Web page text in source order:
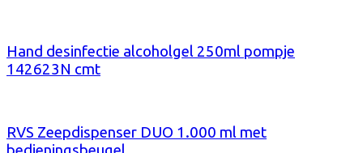
Hand desinfectie alcoholgel 250ml pompje
142623N cmt
RVS Zeepdispenser DUO 1.000 ml met